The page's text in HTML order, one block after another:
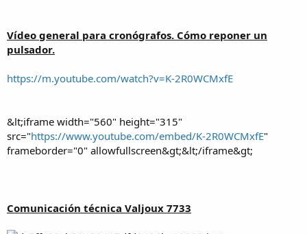
Vídeo general para cronógrafos. Cómo reponer un
pulsador.
https://m.youtube.com/watch?v=K-2R0WCMxfE
&lt;iframe width="560" height="315"
src="https://www.youtube.com/embed/K-2R0WCMxfE"
frameborder="0" allowfullscreen&gt;&lt;/iframe&gt;
Comunicación técnica Valjoux 7733